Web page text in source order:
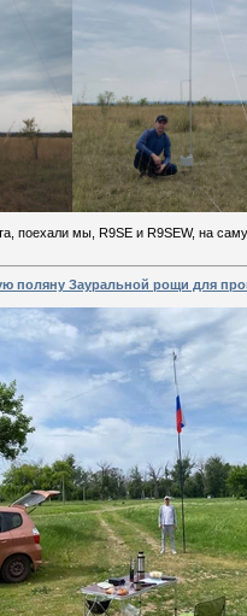
поехали мы, R9SE и R9SEW, на
поляну Зауральной рощи для